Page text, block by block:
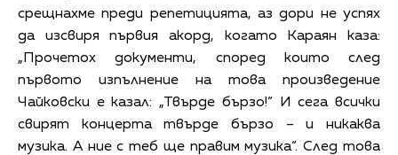
срещнахме преди репетицията, аз дори не успях
да изсвиря първия акорд, когато Караян каза:
„Прочетох документи, според които след
първото изпълнение на това произведение
Чайковски е казал: „Твърде бързо!“ И сега всички
свирят концерта твърде бързо – и никаква
музика. А ние с теб ще правим музика“. След това